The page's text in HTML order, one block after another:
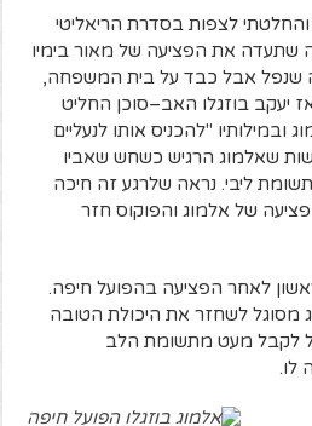
לצפות בסדרת הריאליטי
שתעדה את הפציעה של מאור בימיו
שנפל אבל כבד על בית המשפחה,
יעקב בוזגלו האב–סוכן החליט
"להכניס אותו לנעליים
שאלמוג הרגיש כשחש שאביו
ליבי. נראה שלרגע זה חיכה
של אלמוג והפוקוס חזר
לאחר הפציעה בהפועל חיפה.
מסוגל לשחזר את היכולת הטובה
לקבל מעט מתשומת הלב
לו.